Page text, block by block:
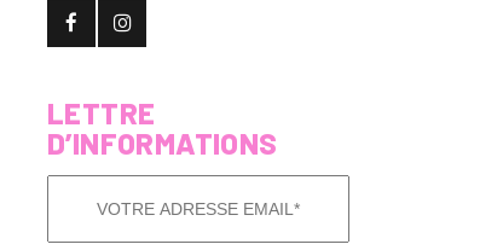
LETTRE
D’INFORMATIONS